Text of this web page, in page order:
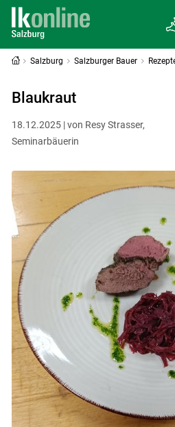
Salzburg Salzburger Bauer
Blaukraut
18.12.2025 | von Resy Strasser,
Seminarbäuerin